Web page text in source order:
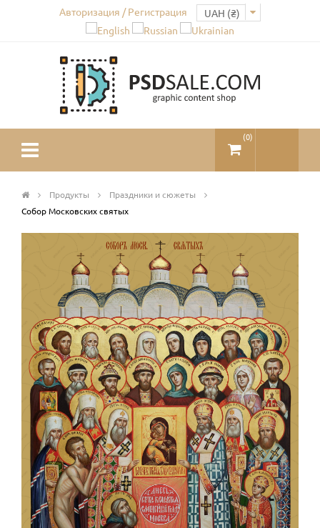
Авторизация / Регистрация
(0)
Продукты
Праздники и сюжеты
Собор Московских святых